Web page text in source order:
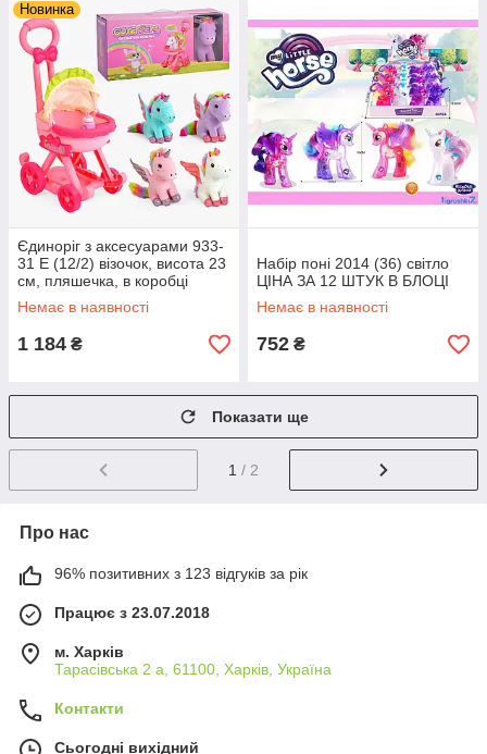
Новинка
Єдиноріг з аксесуарами 933-
31 E (12/2) візочок, висота 23
см, пляшечка, в коробці
Немає в наявності
1 184 ₴
Набір поні 2014 (36) світло
ЦІНА ЗА 12 ШТУК В БЛОЦІ
Немає в наявності
752 ₴
Показати ще
1 / 2
Про нас
96% позитивних з 123 відгуків за рік
Працює з 23.07.2018
м. Харків
Тарасівська 2 а, 61100, Харків, Україна
Контакти
Сьогодні вихідний